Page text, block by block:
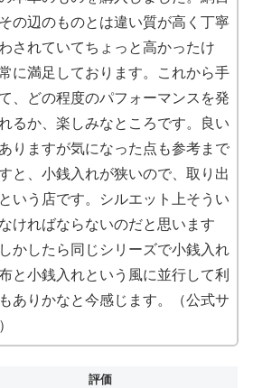
の辺のものとは違い質が高く丁寧
されていてちょっと高かったけ
に満足しております。これから手
、どの程度のパフォーマンスを発
るか、楽しみなところです。良い
りますが気になった点も参考まで
と、小銭入れが狭いので、取り出
いう店です。シルエット上そうい
ければならないのだと思います
かしたら同じシリーズで小銭入れ
と小銭入れという風に並行して利
ありかなと今感じます。（公式サ
評価